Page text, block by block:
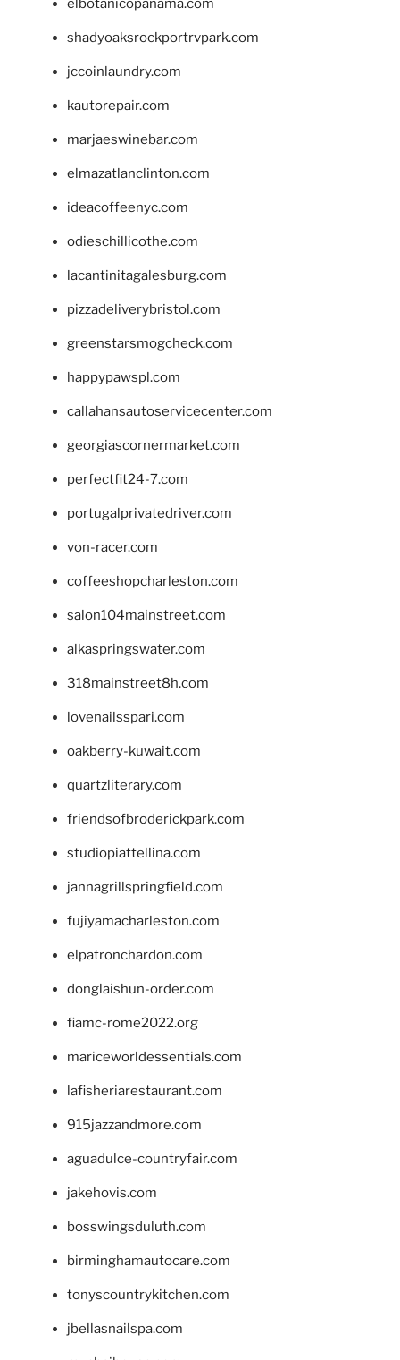
elbotanicopanama.com
shadyoaksrockportrvpark.com
jccoinlaundry.com
kautorepair.com
marjaeswinebar.com
elmazatlanclinton.com
ideacoffeenyc.com
odieschillicothe.com
lacantinitagalesburg.com
pizzadeliverybristol.com
greenstarsmogcheck.com
happypawspl.com
callahansautoservicecenter.com
georgiascornermarket.com
perfectfit24-7.com
portugalprivatedriver.com
von-racer.com
coffeeshopcharleston.com
salon104mainstreet.com
alkaspringswater.com
318mainstreet8h.com
lovenailsspari.com
oakberry-kuwait.com
quartzliterary.com
friendsofbroderickpark.com
studiopiattellina.com
jannagrillspringfield.com
fujiyamacharleston.com
elpatronchardon.com
donglaishun-order.com
fiamc-rome2022.org
mariceworldessentials.com
lafisheriarestaurant.com
915jazzandmore.com
aguadulce-countryfair.com
jakehovis.com
bosswingsduluth.com
birminghamautocare.com
tonyscountrykitchen.com
jbellasnailspa.com